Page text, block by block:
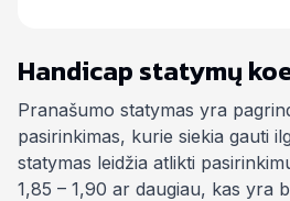
Handicap statymų
Pranašumo statymas yra
pasirinkimas, kurie siekia gauti
statymas leidžia atlikti
1,85 – 1,90 ar daugiau, kas yra